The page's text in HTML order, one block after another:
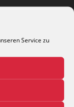
Service zu